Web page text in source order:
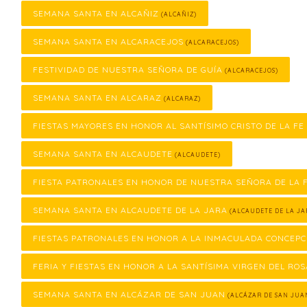
SEMANA SANTA EN ALCAÑIZ (ALCAÑIZ)
SEMANA SANTA EN ALCARACEJOS (ALCARACEJOS)
FESTIVIDAD DE NUESTRA SEÑORA DE GUÍA (ALCARACEJOS)
SEMANA SANTA EN ALCARAZ (ALCARAZ)
FIESTAS MAYORES EN HONOR AL SANTÍSIMO CRISTO DE LA FE
SEMANA SANTA EN ALCAUDETE (ALCAUDETE)
FIESTA PATRONALES EN HONOR DE NUESTRA SEÑORA DE LA
SEMANA SANTA EN ALCAUDETE DE LA JARA (ALCAUDETE DE LA
FIESTAS PATRONALES EN HONOR A LA INMACULADA
FERIA Y FIESTAS EN HONOR A LA SANTÍSIMA VIRGEN DEL
SEMANA SANTA EN ALCÁZAR DE SAN JUAN (ALCÁZAR DE SAN